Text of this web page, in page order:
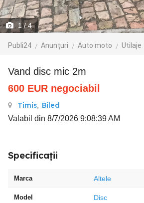
1/ 4
Publi24 Anunțuri Auto moto Utilaje
Vand disc mic 2m
600 EUR negociabil
Timis, Biled
Valabil din 8/7/2026 9:08:39 AM
Specificații
Marca Altele
Model Disc